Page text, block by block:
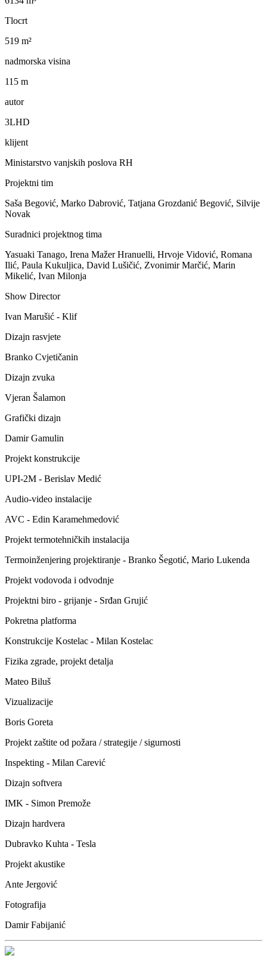
Tlocrt
519 m²
nadmorska visina
115 m
autor
3LHD
klijent
Ministarstvo vanjskih poslova RH
Projektni tim
Saša Begović, Marko Dabrović, Tatjana Grozdanić Begović, Silvije
Novak
Suradnici projektnog tima
Yasuaki Tanago, Irena Mažer Hranuelli, Hrvoje Vidović, Romana
Ilić, Paula Kukuljica, David Lušičić, Zvonimir Marčić, Marin
Mikelić, Ivan Milonja
Show Director
Ivan Marušić - Klif
Dizajn rasvjete
Branko Cvjetičanin
Dizajn zvuka
Vjeran Šalamon
Grafički dizajn
Damir Gamulin
Projekt konstrukcije
UPI-2M - Berislav Medić
Audio-video instalacije
AVC - Edin Karamehmedović
Projekt termotehničkih instalacija
Termoinženjering projektiranje - Branko Šegotić, Mario Lukenda
Projekt vodovoda i odvodnje
Projektni biro - grijanje - Srđan Grujić
Pokretna platforma
Konstrukcije Kostelac - Milan Kostelac
Fizika zgrade, projekt detalja
Mateo Biluš
Vizualizacije
Boris Goreta
Projekt zaštite od požara / strategije / sigurnosti
Inspekting - Milan Carević
Dizajn softvera
IMK - Simon Premože
Dizajn hardvera
Dubravko Kuhta - Tesla
Projekt akustike
Ante Jergović
Fotografija
Damir Fabijanić